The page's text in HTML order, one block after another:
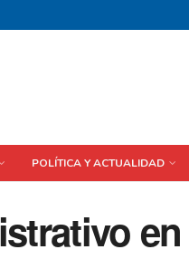
POLÍTICA Y ACTUALIDAD